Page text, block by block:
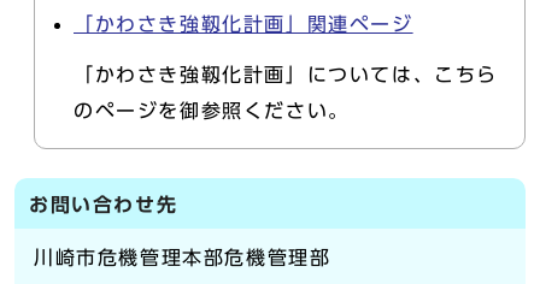
「かわさき強靱化計画」関連ページ
「かわさき強靱化計画」については、こちら
のページを御参照ください。
お問い合わせ先
川崎市危機管理本部危機管理部